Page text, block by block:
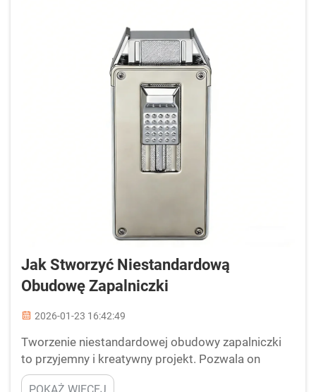
Jak Stworzyć Niestandardową
Obudowę Zapalniczki
2026-01-23 16:42:49
Tworzenie niestandardowej obudowy zapalniczki
to przyjemny i kreatywny projekt. Pozwala on
pokazać swoją osobowość i styl. Niezależnie od